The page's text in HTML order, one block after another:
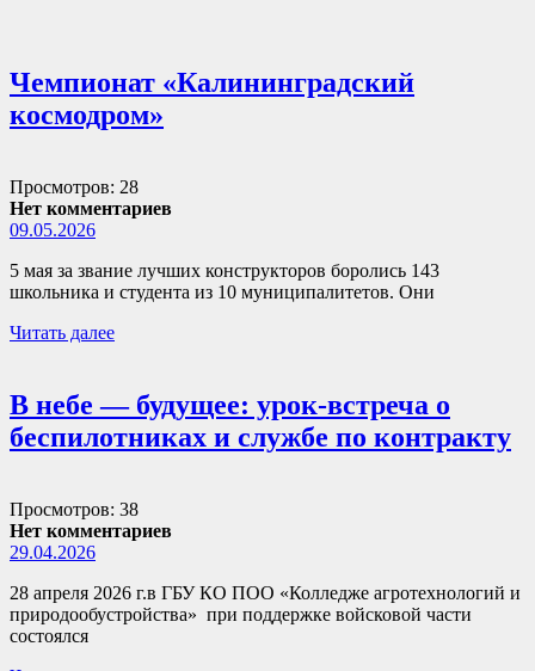
Чемпионат «Калининградский
космодром»
Просмотров: 28
Нет комментариев
09.05.2026
5 мая за звание лучших конструкторов боролись 143
школьника и студента из 10 муниципалитетов. Они
Читать далее
В небе — будущее: урок-встреча о
беспилотниках и службе по контракту
Просмотров: 38
Нет комментариев
29.04.2026
28 апреля 2026 г.в ГБУ КО ПОО «Колледже агротехнологий и
природообустройства» при поддержке войсковой части
состоялся